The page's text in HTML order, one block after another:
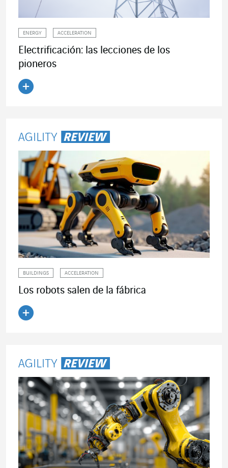
ENERGY ACCELERATION
Electrificación: las lecciones de los
pioneros
BUILDINGS ACCELERATION
Los robots salen de la fábrica